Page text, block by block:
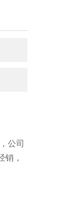
公司
销，